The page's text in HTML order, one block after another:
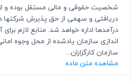
شخصیت حقوقی و مالی مستقل بوده و
دریافتی و سهمی از حق پذیرش شرکتها
درآمدها اداره خواهد شد. منابع لازم برای
اندازی سازمان یادشده از محل وجوه
سازمان کارگزاران...
مشاهده متن ماده